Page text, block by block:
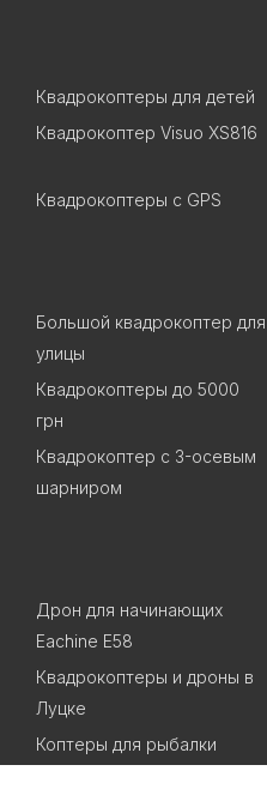
Квадрокоптеры для детей
Квадрокоптер Visuo XS816
Квадрокоптеры c GPS
Большой квадрокоптер для
улицы
Квадрокоптеры до 5000
грн
Квадрокоптер с 3-осевым
шарниром
Дрон для начинающих
Eachine E58
Квадрокоптеры и дроны в
Луцке
Коптеры для рыбалки